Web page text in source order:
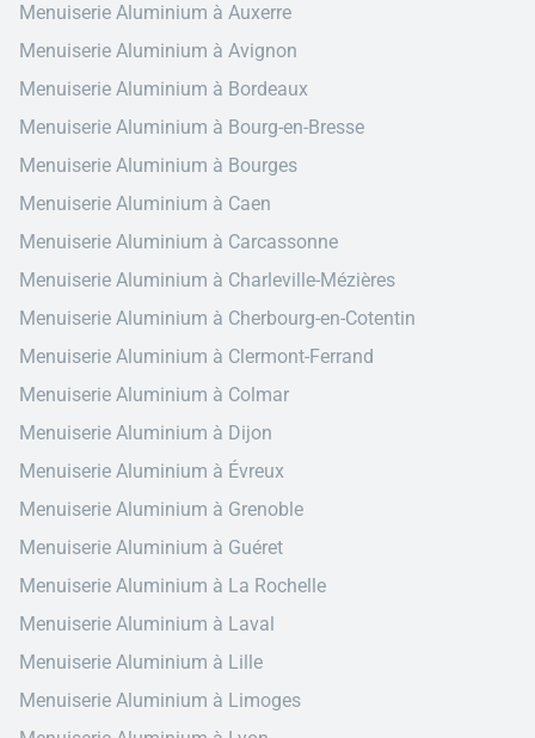
Menuiserie Aluminium à Auxerre
Menuiserie Aluminium à Avignon
Menuiserie Aluminium à Bordeaux
Menuiserie Aluminium à Bourg-en-Bresse
Menuiserie Aluminium à Bourges
Menuiserie Aluminium à Caen
Menuiserie Aluminium à Carcassonne
Menuiserie Aluminium à Charleville-Mézières
Menuiserie Aluminium à Cherbourg-en-Cotentin
Menuiserie Aluminium à Clermont-Ferrand
Menuiserie Aluminium à Colmar
Menuiserie Aluminium à Dijon
Menuiserie Aluminium à Évreux
Menuiserie Aluminium à Grenoble
Menuiserie Aluminium à Guéret
Menuiserie Aluminium à La Rochelle
Menuiserie Aluminium à Laval
Menuiserie Aluminium à Lille
Menuiserie Aluminium à Limoges